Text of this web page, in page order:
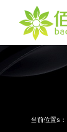
当前位置s：